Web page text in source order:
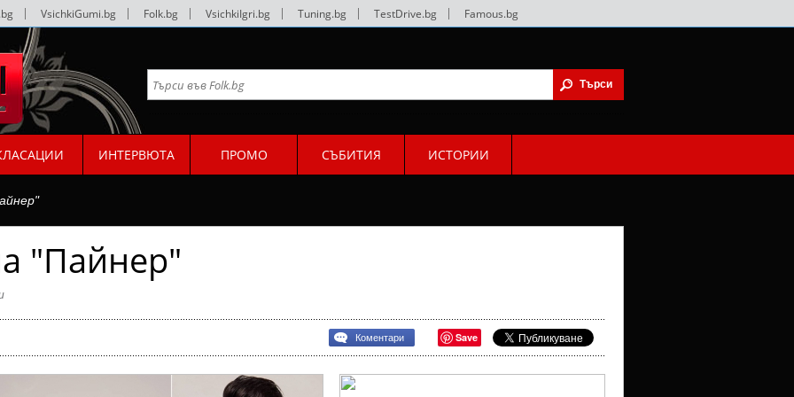
VsichkiGumi.bg Folk.bg VsichkiIgri.bg Tuning.bg TestDrive.bg Famous.bg
ИНТЕРВЮТА ПРОМО СЪБИТИЯ ИСТОРИИ
"Пайнер"
Коментари Save